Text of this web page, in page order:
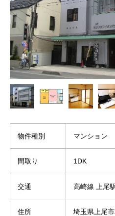
物件種別 マンション
間取り 1DK
交通 高崎線 上尾
住所 埼玉県上尾